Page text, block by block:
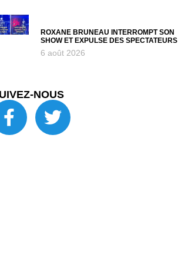
ROXANE BRUNEAU INTERROMPT SON
SHOW ET EXPULSE DES SPECTATEURS
6 août 2026
NOUS